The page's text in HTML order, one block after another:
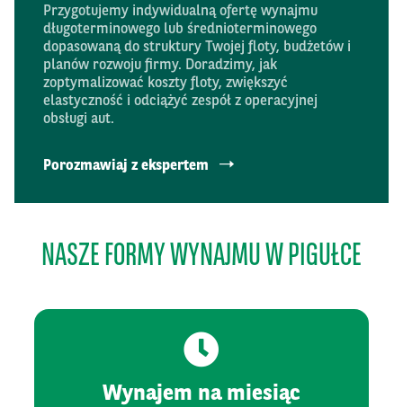
Przygotujemy indywidualną ofertę wynajmu
długoterminowego lub średnioterminowego
dopasowaną do struktury Twojej floty, budżetów i
planów rozwoju firmy. Doradzimy, jak
zoptymalizować koszty floty, zwiększyć
elastyczność i odciążyć zespół z operacyjnej
obsługi aut.
Porozmawiaj z ekspertem
NASZE FORMY WYNAJMU W PIGUŁCE
Wynajem na miesiąc